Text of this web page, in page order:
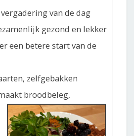
van de dag
gezond en lekker
een betere start van de
zelfgebakken
broodbeleg,